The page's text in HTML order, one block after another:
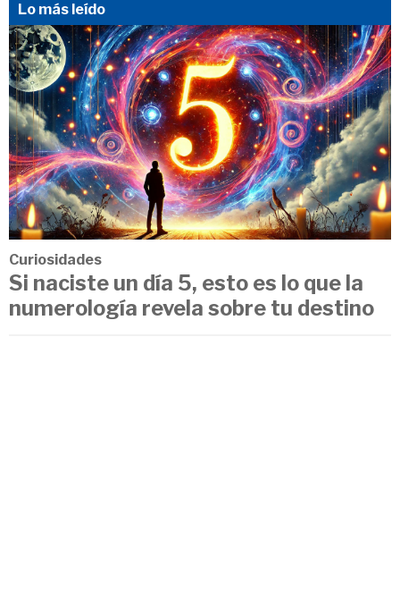
Lo más leído
Curiosidades
Si naciste un día 5, esto es lo que la
numerología revela sobre tu destino